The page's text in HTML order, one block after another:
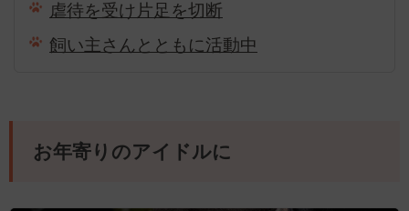
虐待を受け片足を切断
飼い主さんとともに活動中
お年寄りのアイドルに